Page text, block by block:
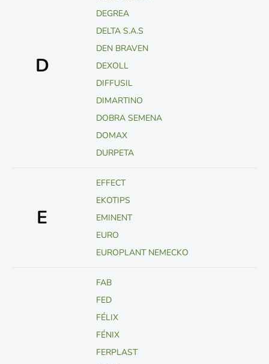
D
DEGREA
DELTA S.A.S
DEN BRAVEN
DEXOLL
DIFFUSIL
DIMARTINO
DOBRA SEMENA
DOMAX
DURPETA
E
EFFECT
EKOTIPS
EMINENT
EURO
EUROPLANT NEMECKO
FAB
FED
FÉLIX
FÉNIX
FERPLAST